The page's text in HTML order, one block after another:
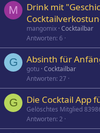
M
Drink mit
mangomix Cocktailbar
Antworten 6
G Absinth für
gotu Cocktailbar
Antworten 27
G Die Cocktail App
Gelöschtes Mitglied
Antworten 2